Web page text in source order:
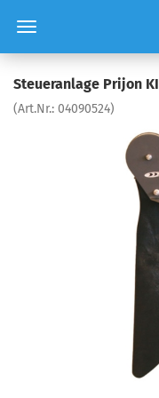
Steueranlage Prijon KI
(Art.Nr.: 04090524)